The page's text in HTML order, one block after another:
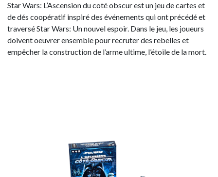
Star Wars: L’Ascension du coté obscur est un jeu de cartes et
de dés coopératif inspiré des événements qui ont précédé et
traversé Star Wars: Un nouvel espoir. Dans le jeu, les joueurs
doivent oeuvrer ensemble pour recruter des rebelles et
empêcher la construction de l’arme ultime, l’étoile de la mort.